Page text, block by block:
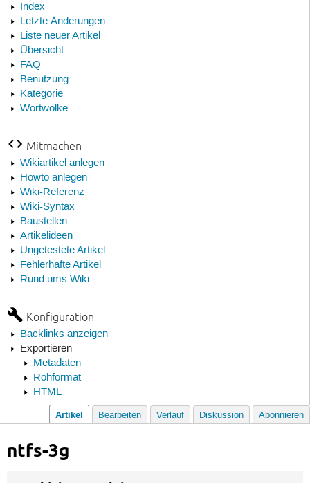
Index
Letzte Änderungen
Liste neuer Artikel
Übersicht
FAQ
Benutzung
Kategorie
Wortwolke
Mitmachen
Wikiartikel anlegen
Howto anlegen
Wiki-Referenz
Wiki-Syntax
Baustellen
Artikelideen
Ungetestete Artikel
Fehlerhafte Artikel
Rund ums Wiki
Konfiguration
Backlinks anzeigen
Exportieren
Metadaten
Rohformat
HTML
Artikel Bearbeiten Verlauf Diskussion Abonnieren
ntfs-3g